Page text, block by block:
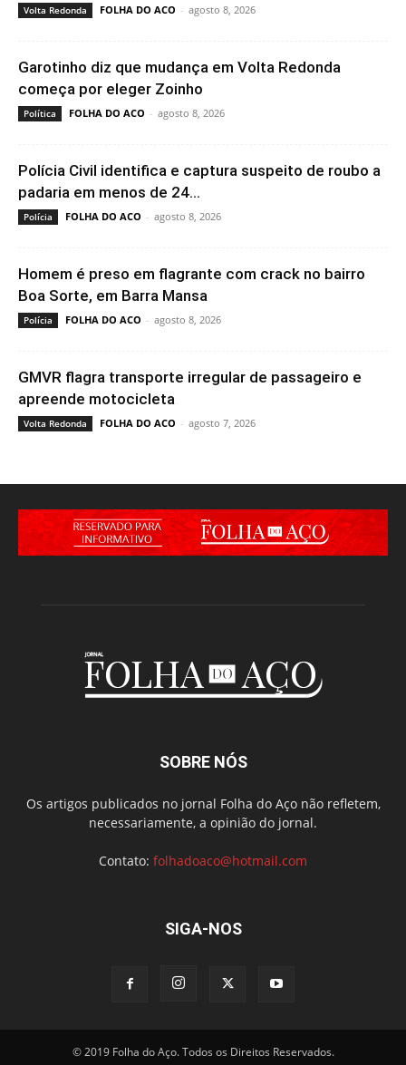
Volta Redonda FOLHA DO ACO - agosto 8, 2026
Garotinho diz que mudança em Volta Redonda
começa por eleger Zoinho
Política FOLHA DO ACO - agosto 8, 2026
Polícia Civil identifica e captura suspeito de roubo a
padaria em menos de 24...
Polícia FOLHA DO ACO - agosto 8, 2026
Homem é preso em flagrante com crack no bairro
Boa Sorte, em Barra Mansa
Polícia FOLHA DO ACO - agosto 8, 2026
GMVR flagra transporte irregular de passageiro e
apreende motocicleta
Volta Redonda FOLHA DO ACO - agosto 7, 2026
SOBRE NÓS
Os artigos publicados no jornal Folha do Aço não refletem,
necessariamente, a opinião do jornal.
Contato: folhadoaco@hotmail.com
SIGA-NOS
© 2019 Folha do Aço. Todos os Direitos Reservados.